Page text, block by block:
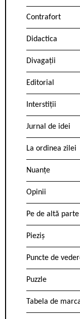
Contrafort
Didactica
Divagații
Editorial
Interstiții
Jurnal de idei
La ordinea zilei
Nuanțe
Opinii
Pe de altă parte
Pieziș
Puncte de
Puzzle
Tabela de